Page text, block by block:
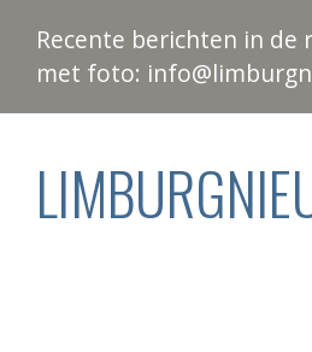
Recente berichten in de
met foto: